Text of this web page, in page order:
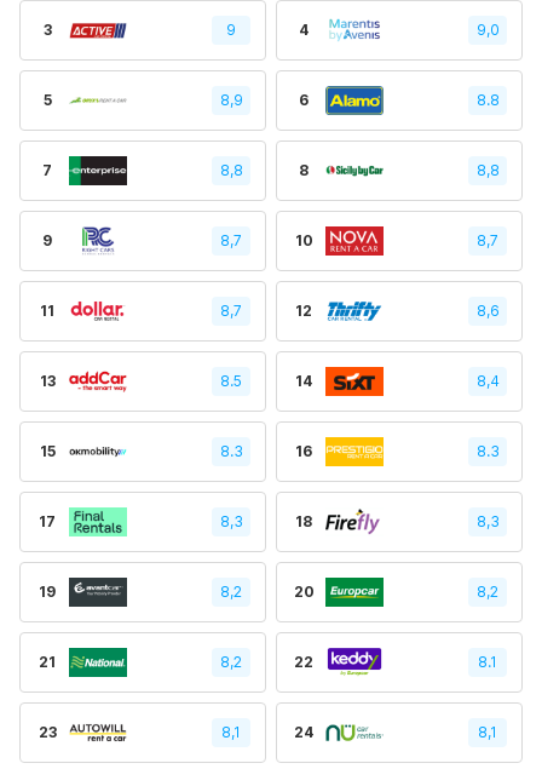
3 9 4 9,0
5 8,9 6 8.8
7 8,8 8 8,8
9 8,7 10 8,7
11 8,7 12 8,6
13 8.5 14 8,4
15 8.3 16 8.3
17 8,3 18 8,3
19 8,2 20 8,2
21 8,2 22 8.1
23 8,1 24 8,1